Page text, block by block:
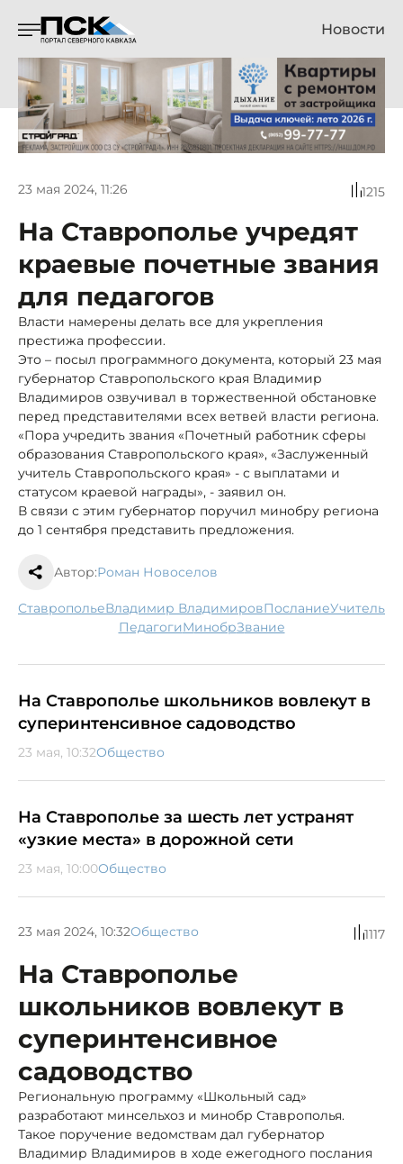
Новости
23 мая 2024, 11:26 1215
На Ставрополье учредят
краевые почетные звания
для педагогов
Власти намерены делать все для укрепления
престижа профессии.
Это – посыл программного документа, который 23 мая
губернатор Ставропольского края Владимир
Владимиров озвучивал в торжественной обстановке
перед представителями всех ветвей власти региона.
«Пора учредить звания «Почетный работник сферы
образования Ставропольского края», «Заслуженный
учитель Ставропольского края» - с выплатами и
статусом краевой награды», - заявил он.
В связи с этим губернатор поручил минобру региона
до 1 сентября представить предложения.
Автор:Роман Новоселов
Ставрополье Владимир Владимиров послание
учитель
педагоги
минобр звание
На Ставрополье школьников вовлекут в
суперинтенсивное садоводство
23 мая, 10:32Общество
На Ставрополье за шесть лет устранят
«узкие места» в дорожной сети
23 мая, 10:00Общество
23 мая 2024, 10:32Общество 1117
На Ставрополье
школьников вовлекут в
суперинтенсивное
садоводство
Региональную программу «Школьный сад»
разработают минсельхоз и минобр Ставрополья.
Такое поручение ведомствам дал губернатор
Владимир Владимиров в ходе ежегодного послания